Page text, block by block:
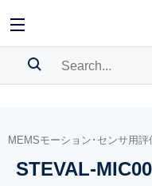
BOOKMARK
Please log in to show
MEMSモーション･センサ用評
STEVAL-